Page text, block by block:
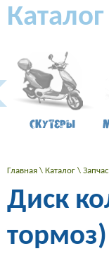
Каталог
Скутеры
Главная\Каталог\
Диск